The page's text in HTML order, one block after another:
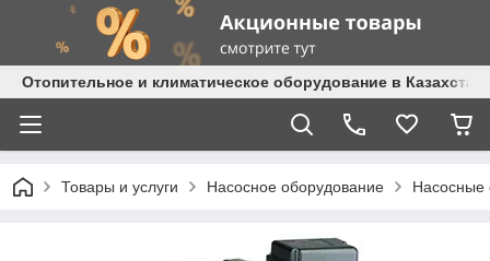
Отопительное и климатическое оборудование в
Товары и услуги Насосное оборудование Насосные